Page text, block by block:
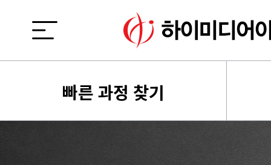
빠른 과정 찾기